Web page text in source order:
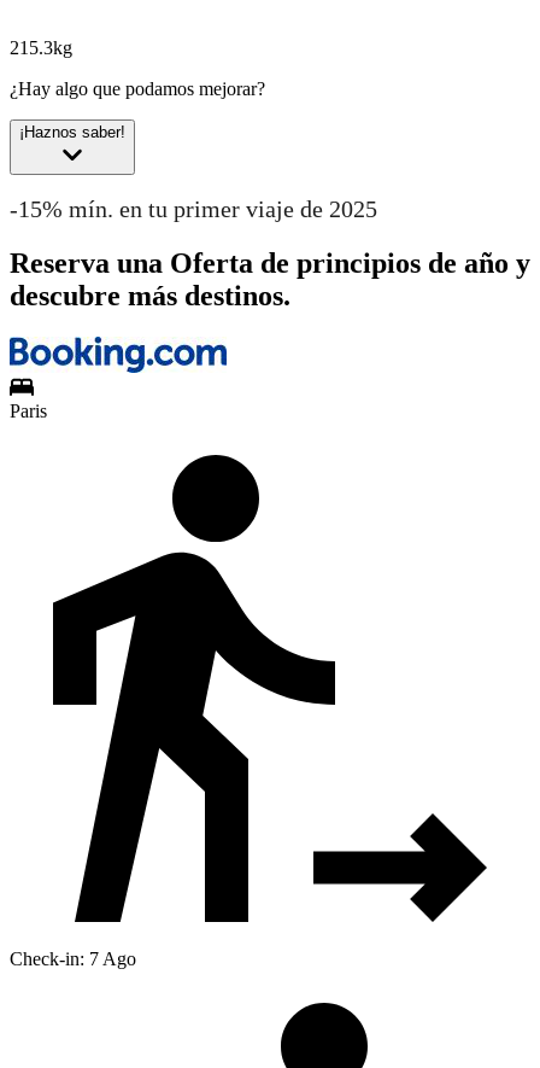
215.3kg
¿Hay algo que podamos mejorar?
¡Haznos saber!
-15% mín. en tu primer viaje de 2025
Reserva una Oferta de principios de año y
descubre más destinos.
Paris
Check-in: 7 Ago